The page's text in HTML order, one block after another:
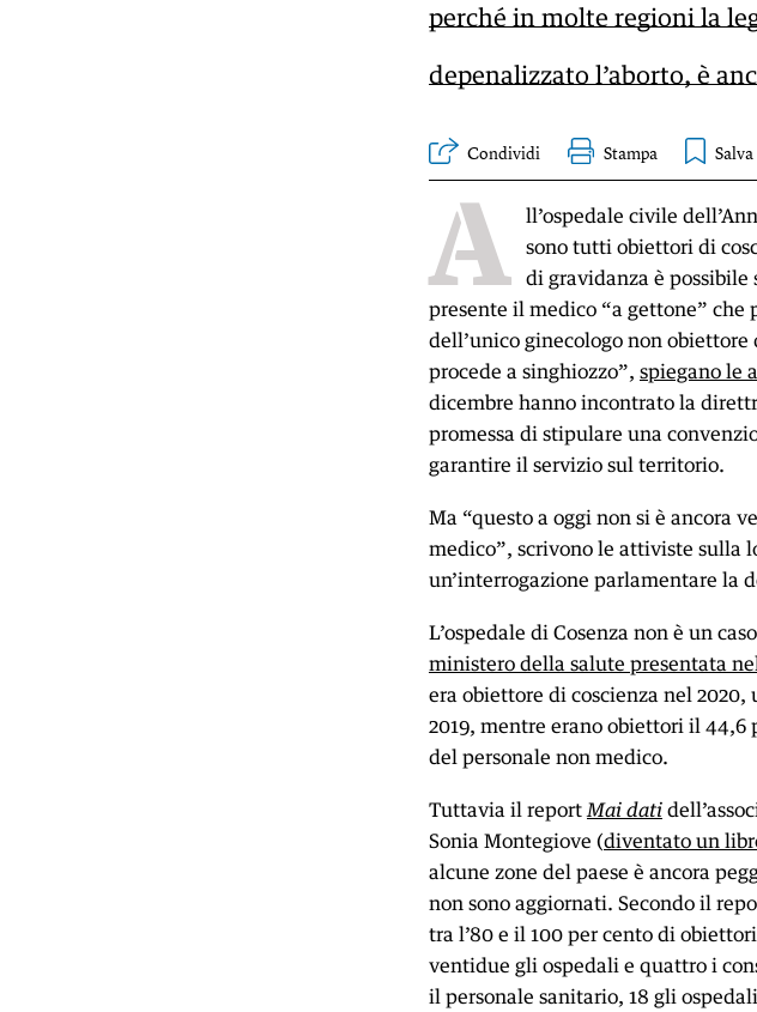
perché in molte regioni la
depenalizzato l’aborto, è
Condividi Stampa
A ll’ospedale civile
sono tutti obiettori di
di gravidanza è
presente il medico “a gettone” che
dell’unico ginecologo non
procede a singhiozzo”, spiegano le
dicembre hanno incontrato la
promessa di stipulare una
garantire il servizio sul territorio.
Ma “questo a oggi non si è ancora
medico”, scrivono le attiviste sulla
un’interrogazione parlamentare la
L’ospedale di Cosenza non è un
ministero della salute presentata
era obiettore di coscienza nel
2019, mentre erano obiettori il 44,6
del personale non medico.
Tuttavia il reportMai dati
Sonia Montegiove (diventato un
alcune zone del paese è ancora
non sono aggiornati. Secondo il
tra l’80 e il 100 per cento di
ventidue gli ospedali e quattro i
il personale sanitario, 18 gli